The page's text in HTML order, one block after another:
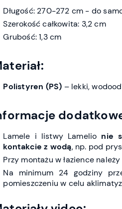
Długość: 270-272 cm - do
Szerokość całkowita: 3,2 cm
Grubość: 1,3 cm
Polistyren (PS) – lekki,
Lamele i listwy Lamelio nie
kontakcie z wodą, np. pod
Przy montażu w łazience
Na minimum 24 godziny
pomieszczeniu w celu